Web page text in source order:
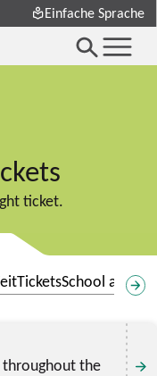
Einfache Sprache
ticket.
School and
throughout the